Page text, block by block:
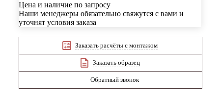
Цена и наличие по запросу
Наши менеджеры обязательно свяжутся с вами и
уточнят условия заказа
Заказать расчёты с монтажом
Заказать образец
Обратный звонок